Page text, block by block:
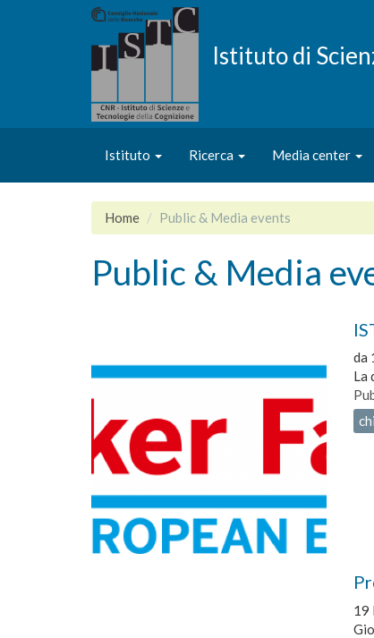
Istituto di
Istituto Ricerca Media center
Home Public & Media events
Public & Media
da
La
19